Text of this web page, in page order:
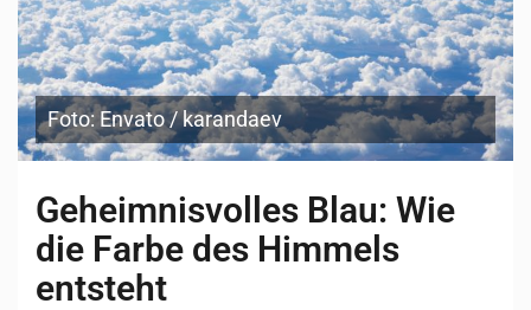
Foto: Envato / karandaev
Geheimnisvolles Blau: Wie
die Farbe des Himmels
entsteht